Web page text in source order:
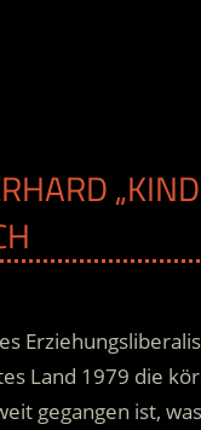
Land 1979 die
gegangen ist,